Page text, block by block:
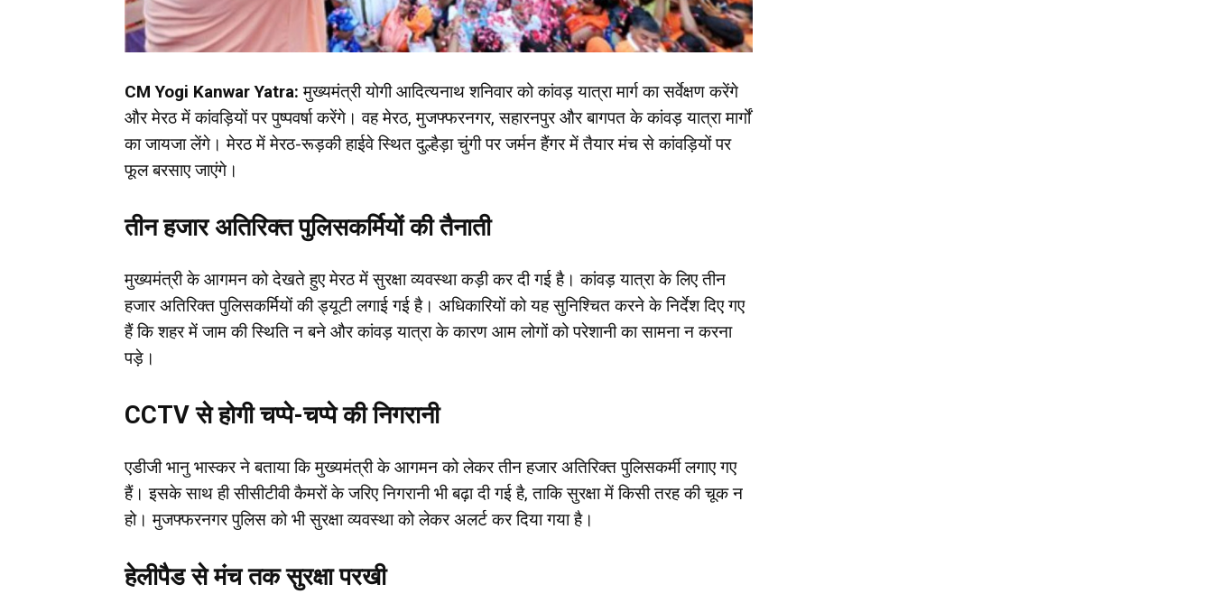
CM Yogi Kanwar Yatra:मुख्यमंत्री योगी आदित्यनाथ शनिवार को कांवड़ यात्रा मार्ग का सर्वेक्षण करेंगे
और मेरठ में कांवड़ियों पर पुष्पवर्षा करेंगे। वह मेरठ, मुजफ्फरनगर, सहारनपुर और बागपत के कांवड़ यात्रा मार्गों
का जायजा लेंगे। मेरठ में मेरठ-रूड़की हाईवे स्थित दुल्हैड़ा चुंगी पर जर्मन हैंगर में तैयार मंच से कांवड़ियों पर
फूल बरसाए जाएंगे।
तीन हजार अतिरिक्त पुलिसकर्मियों की तैनाती
मुख्यमंत्री के आगमन को देखते हुए मेरठ में सुरक्षा व्यवस्था कड़ी कर दी गई है। कांवड़ यात्रा के लिए तीन
हजार अतिरिक्त पुलिसकर्मियों की ड्यूटी लगाई गई है। अधिकारियों को यह सुनिश्चित करने के निर्देश दिए गए
हैं कि शहर में जाम की स्थिति न बने और कांवड़ यात्रा के कारण आम लोगों को परेशानी का सामना न करना
पड़े।
CCTV से होगी चप्पे-चप्पे की निगरानी
एडीजी भानु भास्कर ने बताया कि मुख्यमंत्री के आगमन को लेकर तीन हजार अतिरिक्त पुलिसकर्मी लगाए गए
हैं। इसके साथ ही सीसीटीवी कैमरों के जरिए निगरानी भी बढ़ा दी गई है, ताकि सुरक्षा में किसी तरह की चूक न
हो। मुजफ्फरनगर पुलिस को भी सुरक्षा व्यवस्था को लेकर अलर्ट कर दिया गया है।
हेलीपैड से मंच तक सुरक्षा परखी